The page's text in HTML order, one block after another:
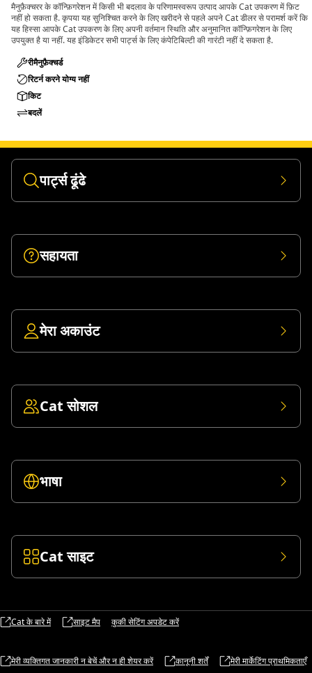
मैनुफ़ैक्चरर के कॉन्फ़िगरेशन में किसी भी बदलाव के परिणामस्वरूप उत्पाद आपके Cat उपकरण में फ़िट
नहीं हो सकता है. कृपया यह सुनिश्चित करने के लिए खरीदने से पहले अपने Cat डीलर से परामर्श करें कि
यह हिस्सा आपके Cat उपकरण के लिए अपनी वर्तमान स्थिति और अनुमानित कॉन्फ़िगरेशन के लिए
उपयुक्त है या नहीं. यह इंडिकेटर सभी पार्ट्स के लिए कंपेटिबिल्टी की गारंटी नहीं दे सकता है.
रीमैनुफ़ैक्चर्ड
रिटर्न करने योग्य नहीं
किट
बदलें
पार्ट्स ढूंढे
सहायता
मेरा अकाउंट
Cat सोशल
भाषा
Cat साइट
Cat के बारे में साइट मैप कुकी सेटिंग अपडेट करें
मेरी व्यक्तिगत जानकारी न बेचें और न ही शेयर करें कानूनी शर्तें मेरी मार्केटिंग प्राथमिकताएँ